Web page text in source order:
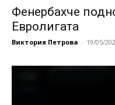
Фенербахче
Евролигата
Виктория Петрова - 19/05/